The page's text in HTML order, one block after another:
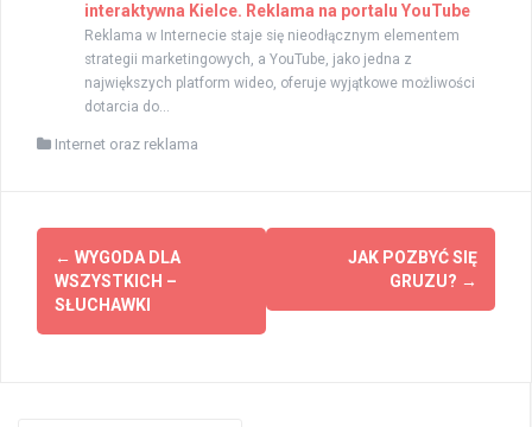
interaktywna Kielce. Reklama na portalu YouTube
Reklama w Internecie staje się nieodłącznym elementem
strategii marketingowych, a YouTube, jako jedna z
największych platform wideo, oferuje wyjątkowe możliwości
dotarcia do...
Internet oraz reklama
Zobacz
wpisy
← WYGODA DLA
WSZYSTKICH –
SŁUCHAWKI
JAK POZBYĆ SIĘ
GRUZU? →